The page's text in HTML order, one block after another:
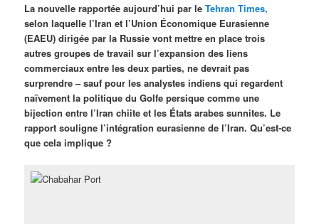
La nouvelle rapportée aujourd’hui par leTehran Times,
selon laquelle l’Iran et l’Union Économique Eurasienne
(EAEU) dirigée par la Russie vont mettre en place trois
autres groupes de travail sur l’expansion des liens
commerciaux entre les deux parties, ne devrait pas
surprendre – sauf pour les analystes indiens qui regardent
naïvement la politique du Golfe persique comme une
bijection entre l’Iran chiite et les États arabes sunnites. Le
rapport souligne l’intégration eurasienne de l’Iran. Qu’est-ce
que cela implique ?